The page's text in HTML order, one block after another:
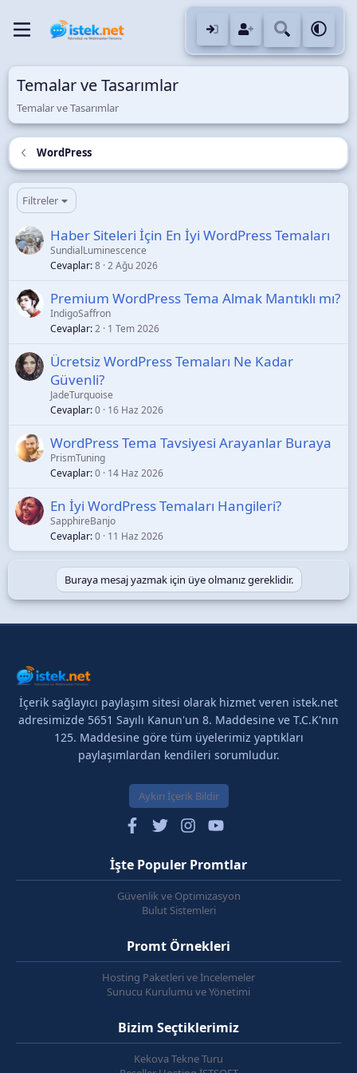
Temalar ve Tasarımlar
Temalar ve Tasarımlar
WordPress
Filtreler
Haber Siteleri İçin En İyi WordPress Temaları
SundialLuminescence
Cevaplar 8 2 Ağu 2026
Premium WordPress Tema Almak Mantıklı mı?
IndigoSaffron
Cevaplar 2 1 Tem 2026
Ücretsiz WordPress Temaları Ne Kadar
Güvenli?
JadeTurquoise
Cevaplar 0 16 Haz 2026
WordPress Tema Tavsiyesi Arayanlar Buraya
PrismTuning
Cevaplar 0 14 Haz 2026
En İyi WordPress Temaları Hangileri?
SapphireBanjo
Cevaplar 0 11 Haz 2026
Buraya mesaj yazmak için üye olmanız gereklidir.
İçerik sağlayıcı paylaşım sitesi olarak hizmet veren istek.net
adresimizde 5651 Sayılı Kanun'un 8. Maddesine ve T.C.K'nın
125. Maddesine göre tüm üyelerimiz yaptıkları
paylaşımlardan kendileri sorumludur.
Aykırı İçerik Bildir
İşte Populer Promtlar
Güvenlik ve Optimizasyon
Bulut Sistemleri
Promt Örnekleri
Hosting Paketleri ve İncelemeler
Sunucu Kurulumu ve Yönetimi
Bizim Seçtiklerimiz
Kekova Tekne Turu